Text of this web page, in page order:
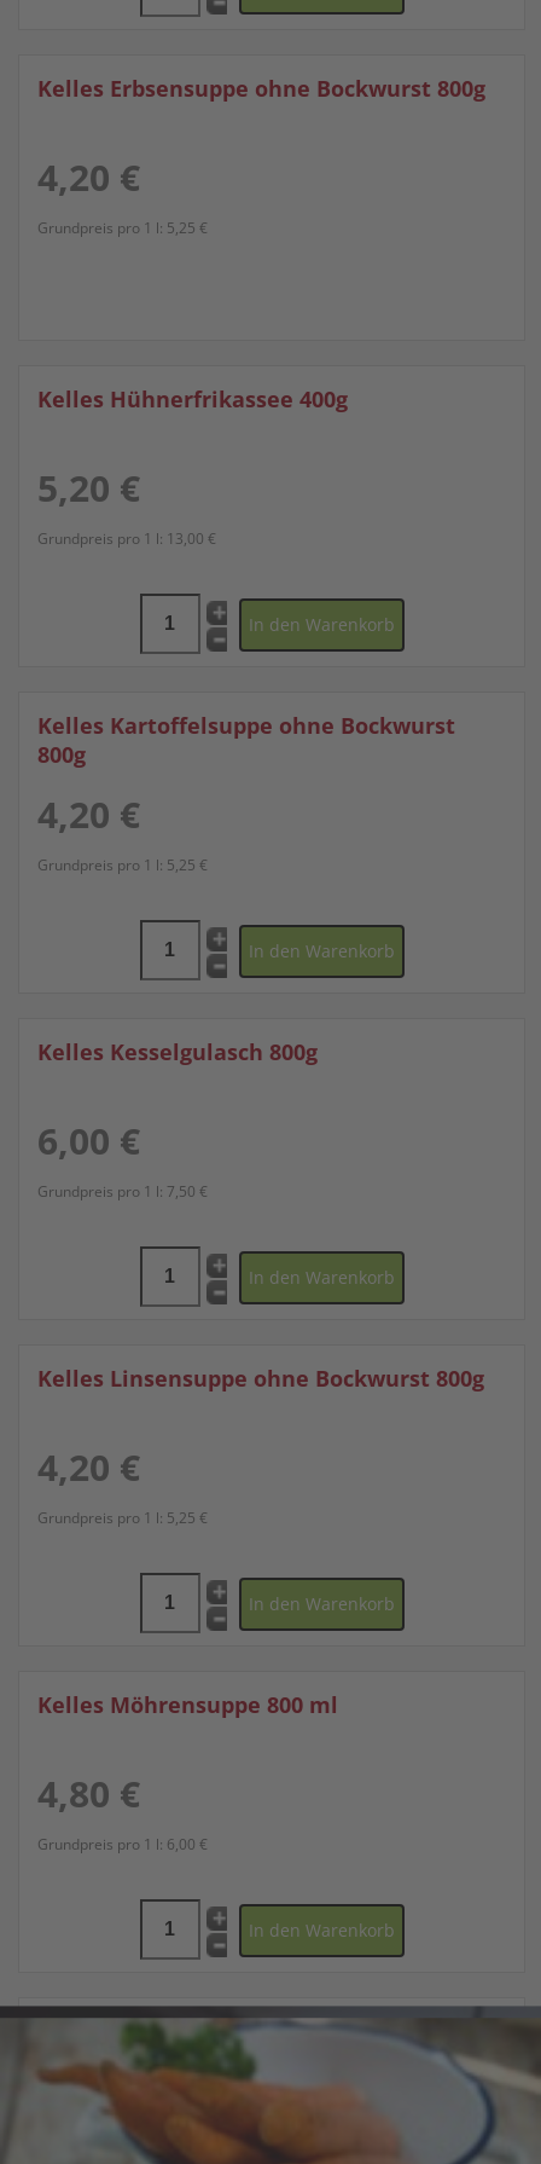
Kelles Erbsensuppe ohne Bockwurst 800g
4,20 €
Grundpreis pro 1 l: 5,25 €
Kelles Hühnerfrikassee 400g
5,20 €
Grundpreis pro 1 l: 13,00 €
Kelles Kartoffelsuppe ohne Bockwurst
800g
4,20 €
Grundpreis pro 1 l: 5,25 €
Kelles Kesselgulasch 800g
6,00 €
Grundpreis pro 1 l: 7,50 €
Kelles Linsensuppe ohne Bockwurst 800g
4,20 €
Grundpreis pro 1 l: 5,25 €
Kelles Möhrensuppe 800 ml
4,80 €
Grundpreis pro 1 l: 6,00 €
Kelles NVA Feldsuppe 800g
4,80 €